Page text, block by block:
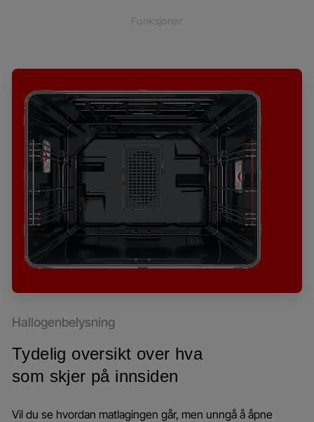
Funksjoner
Hallogenbelysning
Tydelig oversikt over hva
som skjer på innsiden
Vil du se hvordan matlagingen går, men unngå å åpne